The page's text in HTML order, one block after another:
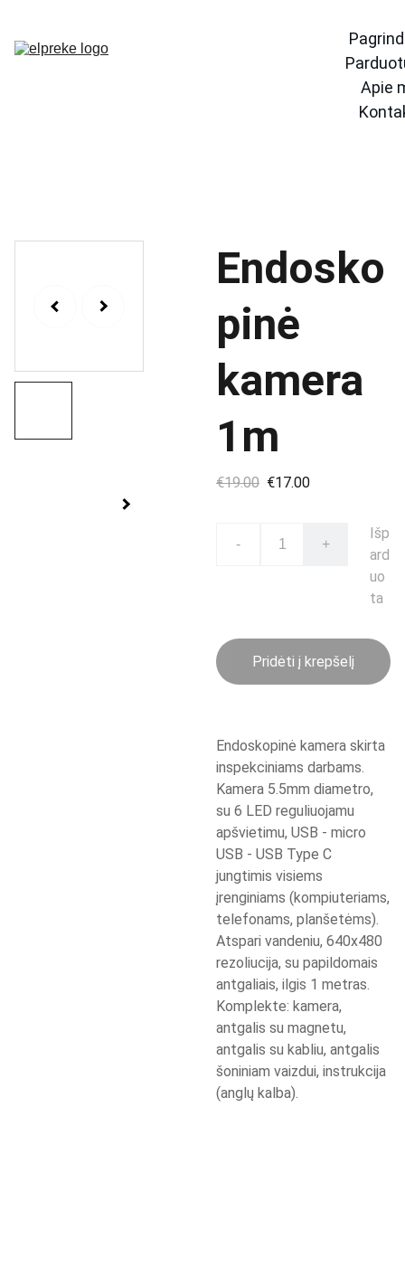
Apie
Endosko
pinė
kamera
1m
€19.00 €17.00
- +
Išp
ard
uo
ta
Pridėti į krepšelį
Endoskopinė kamera skirta
inspekciniams darbams.
Kamera 5.5mm diametro,
su 6 LED reguliuojamu
apšvietimu, USB - micro
USB - USB Type C
jungtimis visiems
įrenginiams (kompiuteriams,
telefonams, planšetėms).
Atspari vandeniu, 640x480
rezoliucija, su papildomais
antgaliais, ilgis 1 metras.
Komplekte: kamera,
antgalis su magnetu,
antgalis su kabliu, antgalis
šoniniam vaizdui, instrukcija
(anglų kalba).